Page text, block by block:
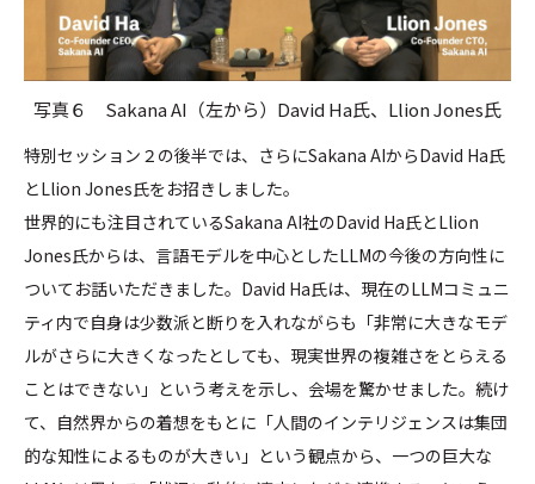
写真６ Sakana AI（左から）David Ha氏、Llion Jones氏
特別セッション２の後半では、さらにSakana AIからDavid Ha氏
とLlion Jones氏をお招きしました。
世界的にも注目されているSakana AI社のDavid Ha氏とLlion
Jones氏からは、言語モデルを中心としたLLMの今後の方向性に
ついてお話いただきました。David Ha氏は、現在のLLMコミュニ
ティ内で自身は少数派と断りを入れながらも「非常に大きなモデ
ルがさらに大きくなったとしても、現実世界の複雑さをとらえる
ことはできない」という考えを示し、会場を驚かせました。続け
て、自然界からの着想をもとに「人間のインテリジェンスは集団
的な知性によるものが大きい」という観点から、一つの巨大な